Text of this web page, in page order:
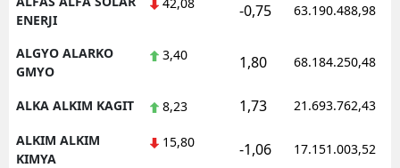
ENERJI
-0,75 63.190.488,98
ALGYO ALARKO
GMYO
3,40 1,80 68.184.250,48
ALKA ALKIM KAGIT 8,23 1,73 21.693.762,43
ALKIM ALKIM
KIMYA
15,80 -1,06 17.151.003,52